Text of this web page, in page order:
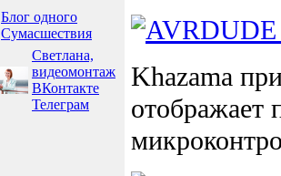
Блог одного
Сумасшествия
Светлана,
видеомонтаж
ВКонтакте
Телеграм
Khazama
отображает